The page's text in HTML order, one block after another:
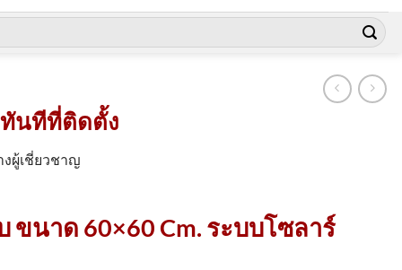
ทันทีที่ติดตั้ง
ผู้เชี่ยวชาญ
ขนาด 60×60 Cm. ระบบโซลาร์